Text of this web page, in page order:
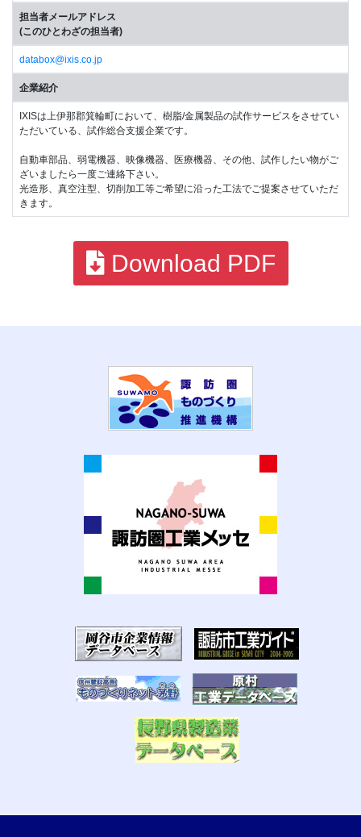
担当者メールアドレス
(このひとわざの担当者)
databox@ixis.co.jp
企業紹介
IXISは上伊那郡箕輪町において、樹脂/金属製品の試作サービスをさせてい
ただいている、試作総合支援企業です。
自動車部品、弱電機器、映像機器、医療機器、その他、試作したい物がご
ざいましたら一度ご連絡下さい。
光造形、真空注型、切削加工等ご希望に沿った工法でご提案させていただ
きます。
Download PDF